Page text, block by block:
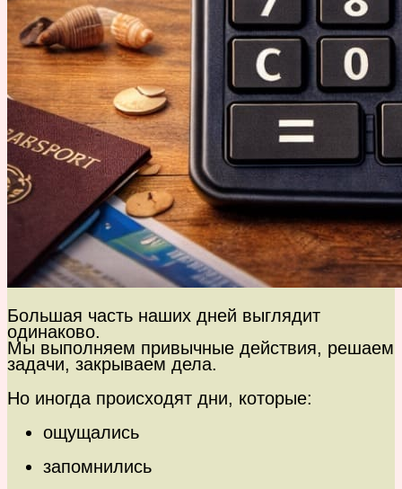
Большая часть наших дней выглядит
одинаково.
Мы выполняем привычные действия, решаем
задачи, закрываем дела.
Но иногда происходят дни, которые:
ощущались
запомнились